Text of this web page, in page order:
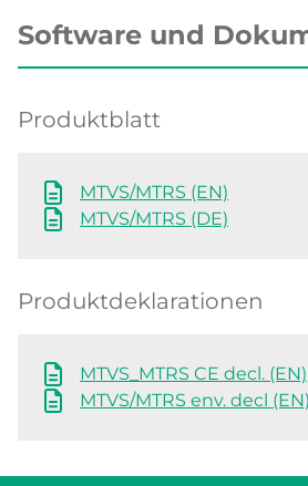
Software und
Produktblatt
MTVS/MTRS (EN)
MTVS/MTRS (DE)
Produktdeklarationen
MTVS_MTRS CE decl. (EN)
MTVS/MTRS env. decl (EN)